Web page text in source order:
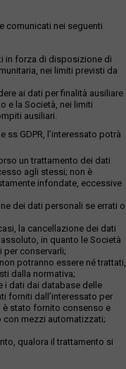
comunicati nei seguenti
in forza di disposizione di
nei limiti previsti da
ai dati per finalità ausiliare
e la Società, nei limiti
ausiliari.
ss GDPR, l’interessato potrà
un trattamento dei dati
agli stessi; non è
infondate, eccessive
dei dati personali se errati o
la cancellazione dei dati
in quanto le Società
per conservarli;
potranno essere né trattati,
dalla normativa;
i dati dai database delle
forniti dall’interessato per
è stato fornito consenso e
con mezzi automatizzati;
qualora il trattamento si